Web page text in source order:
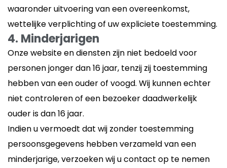
waaronder uitvoering van een overeenkomst,
wettelijke verplichting of uw expliciete toestemming.
4. Minderjarigen
Onze website en diensten zijn niet bedoeld voor
personen jonger dan 16 jaar, tenzij zij toestemming
hebben van een ouder of voogd. Wij kunnen echter
niet controleren of een bezoeker daadwerkelijk
ouder is dan 16 jaar.
Indien u vermoedt dat wij zonder toestemming
persoonsgegevens hebben verzameld van een
minderjarige, verzoeken wij u contact op te nemen